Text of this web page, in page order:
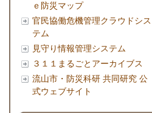
ｅ防災マップ
官民協働危機管理クラウドシス
テム
見守り情報管理システム
３１１まるごとアーカイブス
流山市・防災科研 共同研究 公
式ウェブサイト